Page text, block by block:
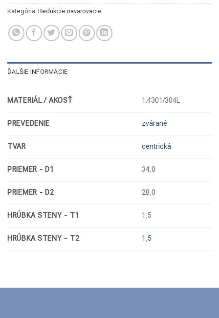
Kategória: Redukcie navarovacie
ĎALŠIE INFORMÁCIE
MATERIÁL / AKOSŤ 1.4301/304L
PREVEDENIE zvárané
TVAR centrická
PRIEMER - D1 34,0
PRIEMER - D2 28,0
HRÚBKA STENY - T1 1,5
HRÚBKA STENY - T2 1,5